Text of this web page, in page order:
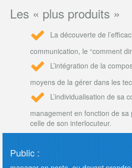
Les « plus produits »
La découverte de
communication, le “comment
L’intégration de la
moyens de la gérer dans les
L’individualisation de sa
management en fonction de
celle de son interlocuteur.
Public :